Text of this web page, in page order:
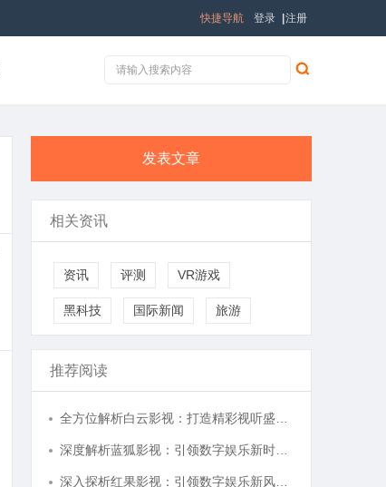
登录 注册
快捷导航
发表文章
相关资讯
资讯 评测 VR游戏
黑科技 国际新闻 旅游
推荐阅读